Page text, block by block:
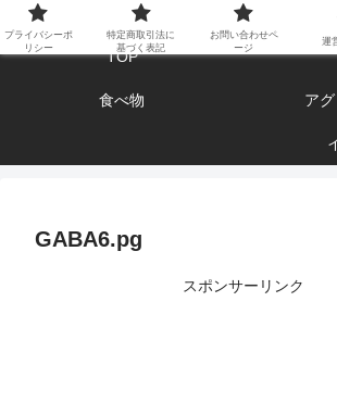
エンジョイ ブログラ
TOP
食べ物 ア
GABA6.pg
スポンサーリンク
プライバシーポ
リシー
特定商取引法に
基づく表記
お問い合わせペ
ージ
運